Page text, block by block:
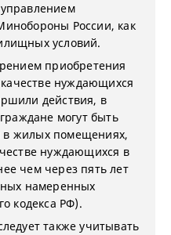
России, как
условий.
приобретения
нуждающихся
действия, в
могут быть
жилых помещениях,
нуждающихся в
чем через пять лет
намеренных
кодекса РФ).
также учитывать